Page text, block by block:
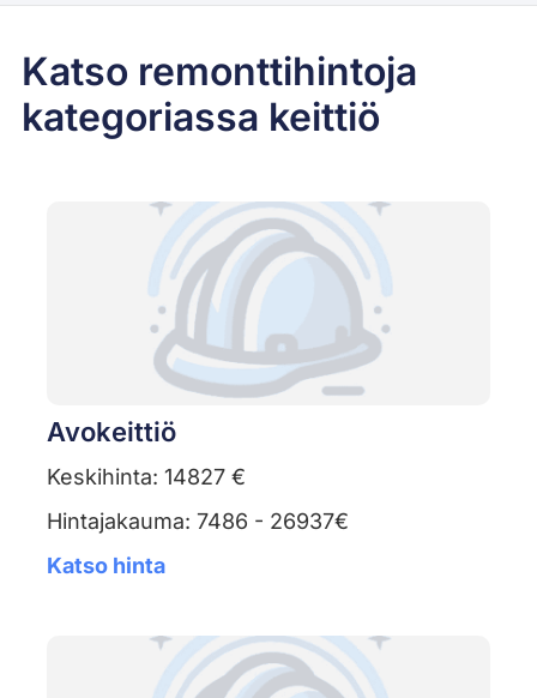
Katso remonttihintoja
kategoriassa keittiö
Avokeittiö
Keskihinta: 14827 €
Hintajakauma: 7486 - 26937€
Katso hinta